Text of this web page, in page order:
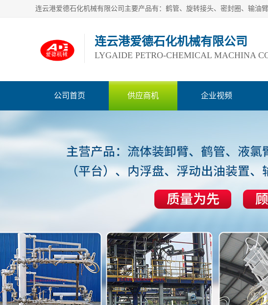
连云港爱德石化机械有限公司
LYGAIDE PETRO-CHEMICAL MACHINA
公司首页 供应商机 企业视频